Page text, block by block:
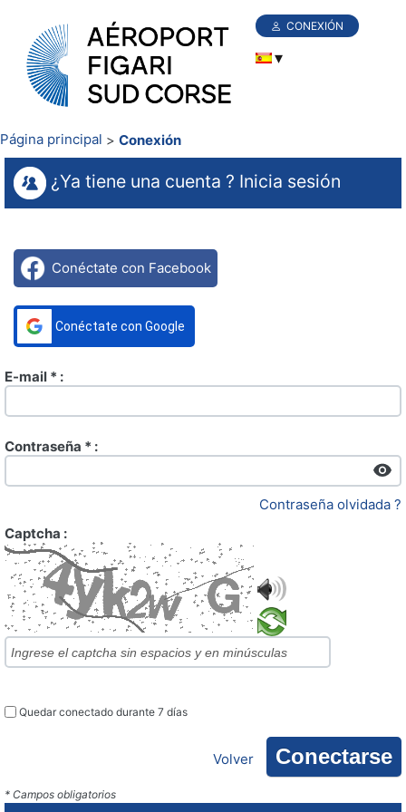
CONEXIÓN
Página principal Conexión
¿Ya tiene una cuenta ? Inicia sesión
Conéctate con Facebook
Conéctate con Google
E-mail * :
Contraseña * :
Contraseña olvidada ?
Captcha :
Quedar conectado durante 7 días
Volver
* Campos obligatorios